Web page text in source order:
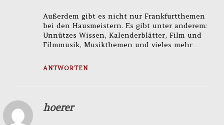
Außerdem gibt es nicht nur Frankfurtthemen
bei den Hausmeistern. Es gibt unter anderem:
Unnützes Wissen, Kalenderblätter, Film und
Filmmusik, Musikthemen und vieles mehr…
ANTWORTEN
hoerer